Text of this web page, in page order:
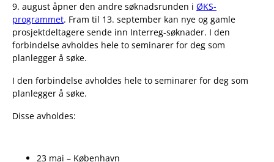
9. august åpner den andre søknadsrunden i ØKS-
programmet. Fram til 13. september kan nye og gamle
prosjektdeltagere sende inn Interreg-søknader. I den
forbindelse avholdes hele to seminarer for deg som
planlegger å søke.
I den forbindelse avholdes hele to seminarer for deg som
planlegger å søke.
Disse avholdes:
23 mai – København